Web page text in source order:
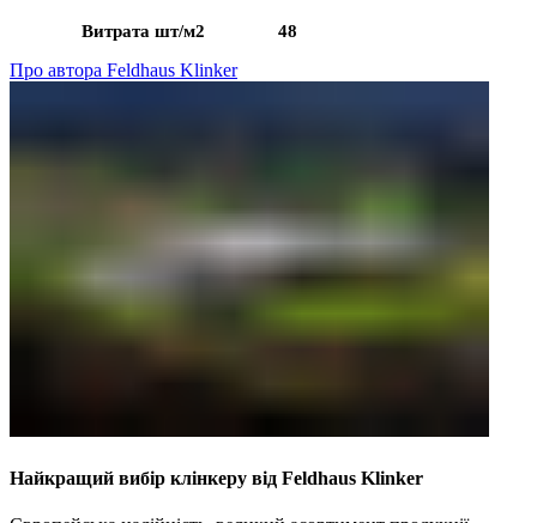
Витрата шт/м2 48
Про автора Feldhaus Klinker
Найкращий вибір клінкеру від Feldhaus Klinker